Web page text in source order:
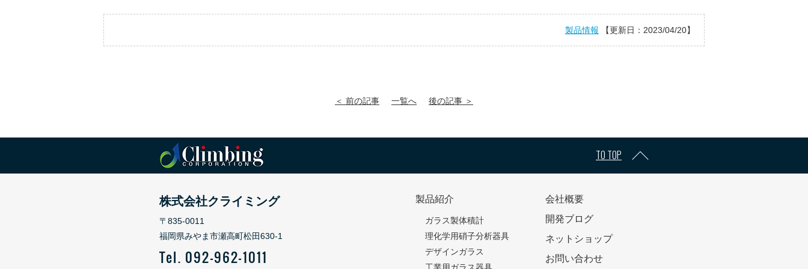
製品情報 【更新日：2023/04/20】
＜ 前の記事 一覧へ 後の記事 ＞
TO TOP
製品紹介
ガラス製体積計
理化学用硝子分析器具
デザインガラス
工業用ガラス器具
会社概要
開発ブログ
ネットショップ
お問い合わせ
株式会社クライミング
〒835-0011
福岡県みやま市瀬高町松田630-1
Tel. 092-962-1011